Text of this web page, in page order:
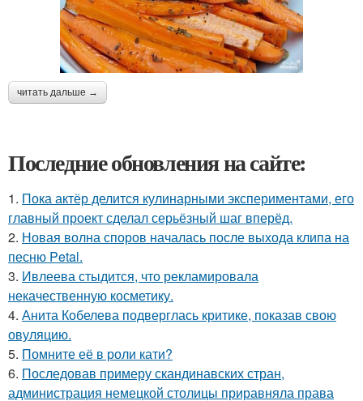
читать дальше →
Последние обновления на сайте:
1. Пока актёр делится кулинарными экспериментами, его
главный проект сделал серьёзный шаг вперёд.
2. Новая волна споров началась после выхода клипа на
песню Petal.
3. Ивлеева стыдится, что рекламировала
некачественную косметику.
4. Анита Кобелева подверглась критике, показав свою
овуляцию.
5. Помните её в роли кати?
6. Последовав примеру скандинавских стран,
администрация немецкой столицы приравняла права